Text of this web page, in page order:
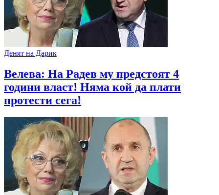
Денят на Дарик
Велева: На Радев му предстоят 4
години власт! Няма кой да плати
протести сега!